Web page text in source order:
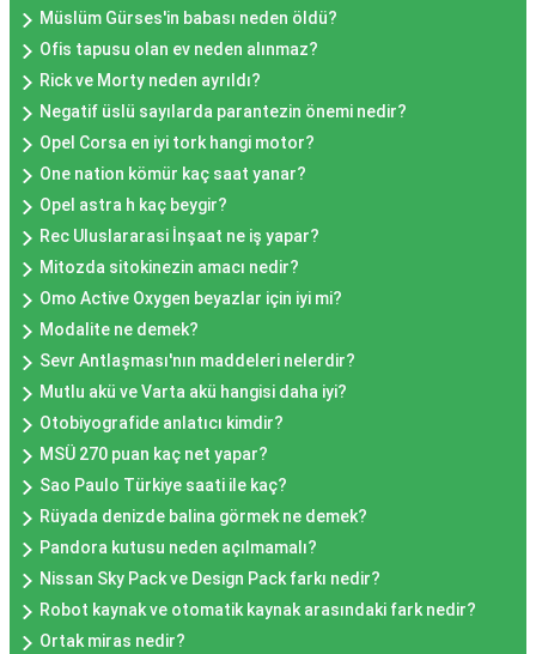
Müslüm Gürses'in babası neden öldü?
Ofis tapusu olan ev neden alınmaz?
Rick ve Morty neden ayrıldı?
Negatif üslü sayılarda parantezin önemi nedir?
Opel Corsa en iyi tork hangi motor?
One nation kömür kaç saat yanar?
Opel astra h kaç beygir?
Rec Uluslararasi İnşaat ne iş yapar?
Mitozda sitokinezin amacı nedir?
Omo Active Oxygen beyazlar için iyi mi?
Modalite ne demek?
Sevr Antlaşması'nın maddeleri nelerdir?
Mutlu akü ve Varta akü hangisi daha iyi?
Otobiyografide anlatıcı kimdir?
MSÜ 270 puan kaç net yapar?
Sao Paulo Türkiye saati ile kaç?
Rüyada denizde balina görmek ne demek?
Pandora kutusu neden açılmamalı?
Nissan Sky Pack ve Design Pack farkı nedir?
Robot kaynak ve otomatik kaynak arasındaki fark nedir?
Ortak miras nedir?